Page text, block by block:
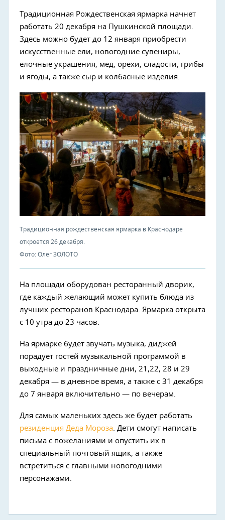
Традиционная Рождественская ярмарка начнет
работать 20 декабря на Пушкинской площади.
Здесь можно будет до 12 января приобрести
искусственные ели, новогодние сувениры,
елочные украшения, мед, орехи, сладости, грибы
и ягоды, а также сыр и колбасные изделия.
Традиционная рождественская ярмарка в Краснодаре
откроется 26 декабря.
Фото: Олег ЗОЛОТО
На площади оборудован ресторанный дворик,
где каждый желающий может купить блюда из
лучших ресторанов Краснодара. Ярмарка открыта
с 10 утра до 23 часов.
На ярмарке будет звучать музыка, диджей
порадует гостей музыкальной программой в
выходные и праздничные дни, 21,22, 28 и 29
декабря — в дневное время, а также с 31 декабря
до 7 января включительно — по вечерам.
Для самых маленьких здесь же будет работать
резиденция Деда Мороза. Дети смогут написать
письма с пожеланиями и опустить их в
специальный почтовый ящик, а также
встретиться с главными новогодними
персонажами.